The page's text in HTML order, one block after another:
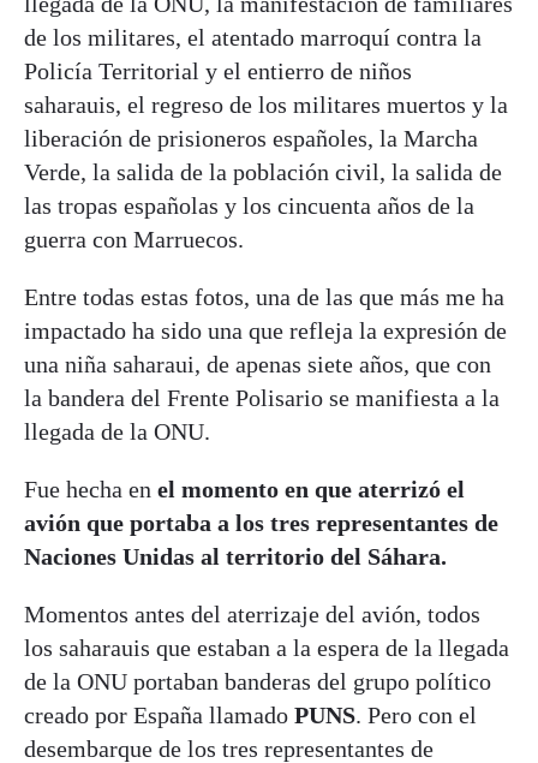
de los militares, el atentado marroquí contra la
Policía Territorial y el entierro de niños
saharauis, el regreso de los militares muertos y la
liberación de prisioneros españoles, la Marcha
Verde, la salida de la población civil, la salida de
las tropas españolas y los cincuenta años de la
guerra con Marruecos.
Entre todas estas fotos, una de las que más me ha
impactado ha sido una que refleja la expresión de
una niña saharaui, de apenas siete años, que con
la bandera del Frente Polisario se manifiesta a la
llegada de la ONU.
Fue hecha en el momento en que aterrizó el
avión que portaba a los tres representantes de
Naciones Unidas al territorio del Sáhara.
Momentos antes del aterrizaje del avión, todos
los saharauis que estaban a la espera de la llegada
de la ONU portaban banderas del grupo político
creado por España llamado PUNS. Pero con el
desembarque de los tres representantes de